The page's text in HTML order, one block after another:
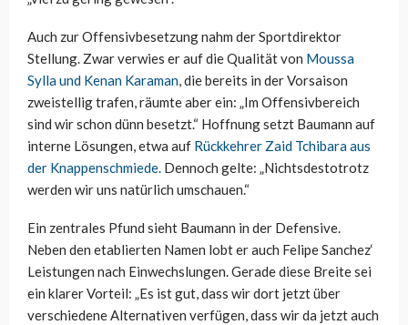
Auch zur Offensivbesetzung nahm der Sportdirektor
Stellung. Zwar verwies er auf die Qualität von Moussa
Sylla und Kenan Karaman, die bereits in der Vorsaison
zweistellig trafen, räumte aber ein: „Im Offensivbereich
sind wir schon dünn besetzt.“ Hoffnung setzt Baumann auf
interne Lösungen, etwa auf Rückkehrer Zaid Tchibara aus
der Knappenschmiede. Dennoch gelte: „Nichtsdestotrotz
werden wir uns natürlich umschauen.“
Ein zentrales Pfund sieht Baumann in der Defensive.
Neben den etablierten Namen lobt er auch Felipe Sanchez‘
Leistungen nach Einwechslungen. Gerade diese Breite sei
ein klarer Vorteil: „Es ist gut, dass wir dort jetzt über
verschiedene Alternativen verfügen, dass wir da jetzt auch